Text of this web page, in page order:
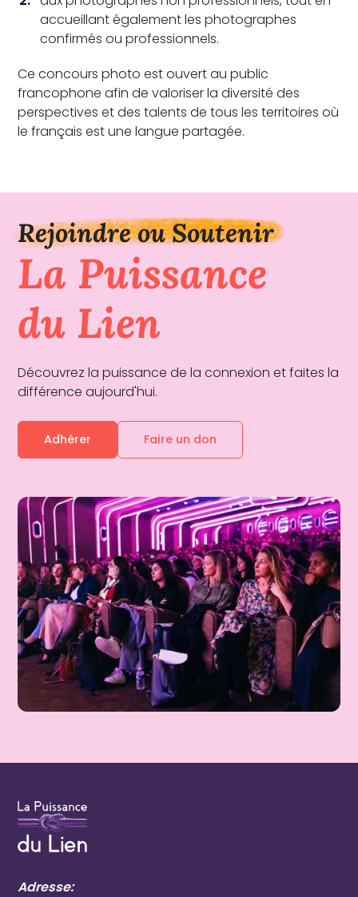
accueillant également les photographes
confirmés ou professionnels.
Ce concours photo est ouvert au public
francophone afin de valoriser la diversité des
perspectives et des talents de tous les territoires où
le français est une langue partagée.
Rejoindre ou Soutenir
La Puissance
du Lien
Découvrez la puissance de la connexion et faites la
différence aujourd'hui.
Adhérer Faire un don
Adresse: